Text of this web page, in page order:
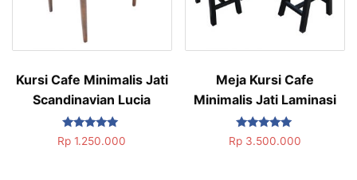
Kursi Cafe Minimalis Jati
Scandinavian Lucia
Dinilai
5.00
Rp 1.250.000
Meja Kursi Cafe
Minimalis Jati Laminasi
Dinilai
5.00
Rp 3.500.000